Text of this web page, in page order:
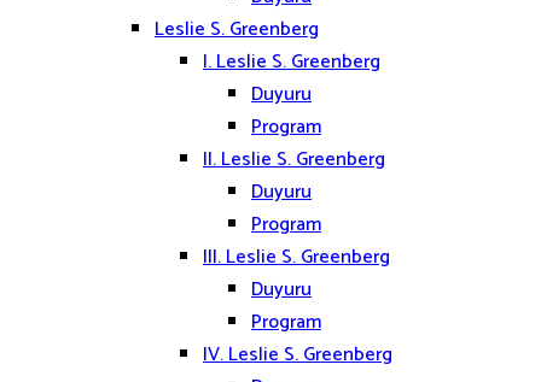
Leslie S. Greenberg
I. Leslie S. Greenberg
Duyuru
Program
II. Leslie S. Greenberg
Duyuru
Program
III. Leslie S. Greenberg
Duyuru
Program
IV. Leslie S. Greenberg